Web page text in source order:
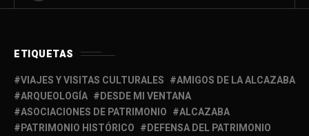
ETIQUETAS
VIAJES Y VISITAS CULTURALES
AMIGOS DE LA ALCAZABA
ARQUEOLOGÍA
DESDE MI VENTANA
ASOCIACIONES DE PATRIMONIO
ALCAZABA
PATRIMONIO HISTÓRICO
DEFENSA DEL PATRIMONIO